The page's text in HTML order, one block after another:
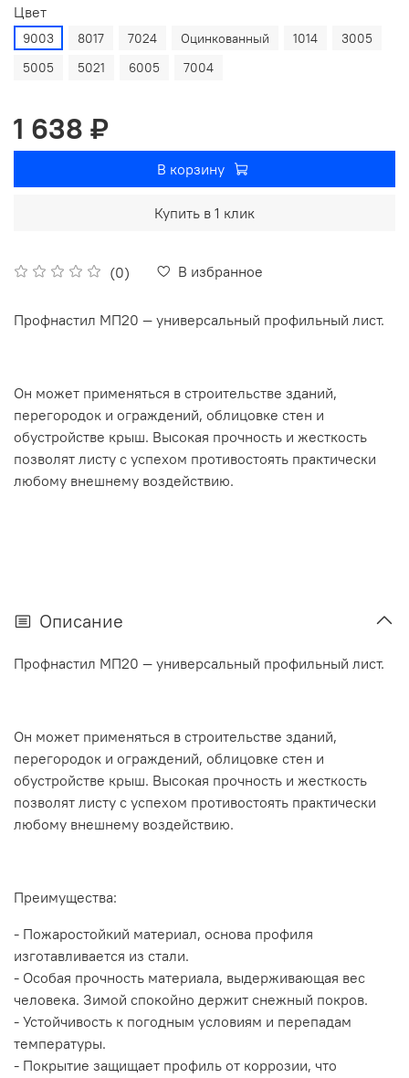
(0) В избранное
Цвет
9003 8017 7024 Оцинкованный 1014
3005
5005
5021 6005 7004
1 638 ₽
В корзину
Купить в 1 клик
Профнастил МП20 — универсальный профильный лист.
Он может применяться в строительстве зданий,
перегородок и ограждений, облицовке стен и
обустройстве крыш. Высокая прочность и жесткость
позволят листу с успехом противостоять практически
любому внешнему воздействию.
Описание
Профнастил МП20 — универсальный профильный лист.
Он может применяться в строительстве зданий,
перегородок и ограждений, облицовке стен и
обустройстве крыш. Высокая прочность и жесткость
позволят листу с успехом противостоять практически
любому внешнему воздействию.
Преимущества:
- Пожаростойкий материал, основа профиля
изготавливается из стали.
- Особая прочность материала, выдерживающая вес
человека. Зимой спокойно держит снежный покров.
- Устойчивость к погодным условиям и перепадам
температуры.
- Покрытие защищает профиль от коррозии, что